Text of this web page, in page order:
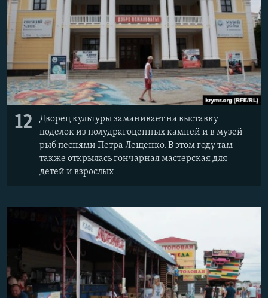
12
Дворец культуры заманивает на выставку
поделок из полудрагоценных камней и в музей
рыб песнями Петра Лещенко. В этом году там
также открылась гончарная мастерская для
детей и взрослых